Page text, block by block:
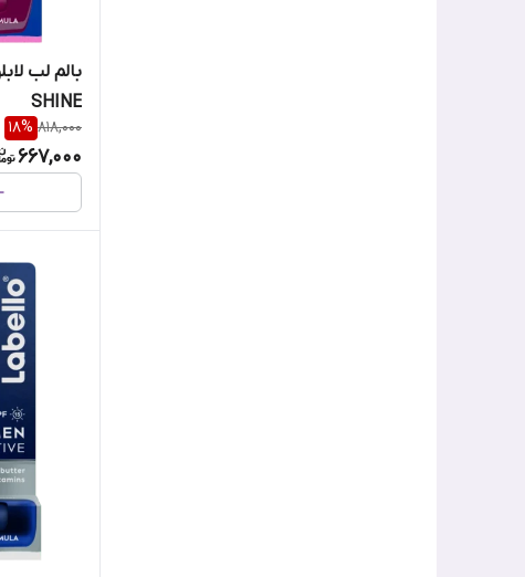
SHINE
818,000
18%
667,000